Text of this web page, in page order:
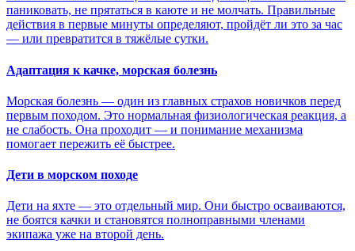
паниковать, не прятаться в каюте и не молчать. Правильные
действия в первые минуты определяют, пройдёт ли это за час
— или превратится в тяжёлые сутки.
Адаптация к качке, морская болезнь
Морская болезнь — один из главных страхов новичков перед
первым походом. Это нормальная физиологическая реакция, а
не слабость. Она проходит — и понимание механизма
помогает пережить её быстрее.
Дети в морском походе
Дети на яхте — это отдельный мир. Они быстро осваиваются,
не боятся качки и становятся полноправными членами
экипажа уже на второй день.